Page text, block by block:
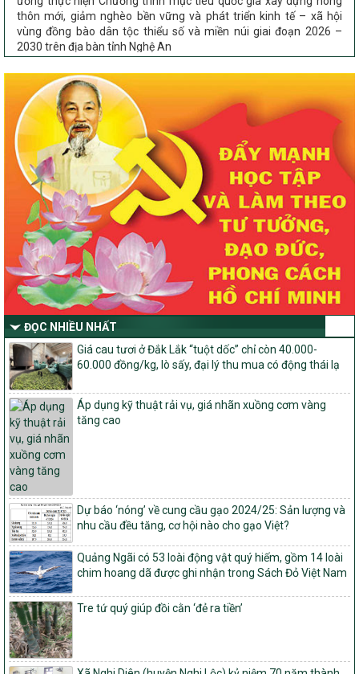
vùng đồng bào dân tộc thiểu số và miền núi giai đoạn 2026 –
2030 trên địa bàn tỉnh Nghệ An
Chỉ Thị số 22-CT/TU
nông thôn mới, giảm nghèo bền vững và phát triển kinh tế – xã
hội vùng đồng bào dân tộc thiểu số và miền núi giai đoạn 2026 –
2030 trên địa bàn tỉnh Nghệ An
Quyết định số 2490/QĐ-UBND
Về việc thành lập Ban Chỉ đạo Chương trình mục tiều quốc gia xây
dựng nông thôn mới, giảm nghèo bền vững và phát triển kinh tế –
xã hội vùng đồng bào dân tộc thiểu số và miền núi giai đoạn 2026
-2030 tỉnh Nghệ An
Thông tư Số 23/2026/TT-BNNMT
Thông tư Hướng dẫn thực hiện một số nội dung Chương trình
mục tiêu quốc gia xây dựng nông thôn mới, giảm nghèo bền
vững và phát triển kinh tế – xã hội vùng đồng bào dân tộc thiểu
số và miền núi giai đoạn 2026-2030 thuộc phạm vi quản lý nhà
nước của Bộ Nông nghiệp và Môi trường
Quyết định số: 26/2026/QĐ-TTg
Quyết định ban hành Bộ tiêu chí và quy trình đánh giá, phân hạng
sản phẩm Mỗi xã một sản phẩm
số: 19/2026/QĐ-TTg
Quy định điều kiện, trình tự, thủ tục, hồ sơ xét, công nhận, công bố
và thu hồi quyết định công nhận xã đạt chuẩn nông thôn mới, xã
đạt nông thôn mới hiện đại và tỉnh, thành phố hoàn thành nhiệm
vụ xây dựng nông thôn mới giai đoạn 2026 – 2030
Quyết định số 16/2026/QĐ-TTg
Quy định nguyên tắc, tiêu chí, định mức phân bổ ngân sách trung
ương và tỉ lệ vốn đối ứng ngân sách của địa phương thực hiện
Chương trình mục tiêu quốc gia xây dựng nông thôn mới, giảm
nghèo bền vững và phát triển kinh tế – xã hội vùng đồng bào dân
tộc thiểu số và miền núi giai đoạn 2026 – 2030
1451/QĐ-UBND
Phê duyệt danh sách các xã thuộc nhóm 1, nhóm 2, nhóm 3
trong xây dựng nông thôn mới giai đoạn 2026-2030 trên địa bàn
tỉnh Nghệ An
103/PTNT-NTM
Về việc đăng ký thực hiện Dự án liên kết theo chuỗi giá trị thuộc
Dự án 2 – Chương trình Mục tiêu quốc gia Giảm nghèo bền vững
ĐỌC NHIỀU NHẤT
Giá cau tươi ở Đắk Lắk “tuột dốc” chỉ còn 40.000-
60.000 đồng/kg, lò sấy, đại lý thu mua có động thái lạ
Áp dụng kỹ thuật rải vụ, giá nhãn xuồng cơm vàng
tăng cao
Dự báo ‘nóng’ về cung cầu gạo 2024/25: Sản lượng và
nhu cầu đều tăng, cơ hội nào cho gạo Việt?
Quảng Ngãi có 53 loài động vật quý hiếm, gồm 14 loài
chim hoang dã được ghi nhận trong Sách Đỏ Việt Nam
Tre tứ quý giúp đồi cằn ‘đẻ ra tiền’